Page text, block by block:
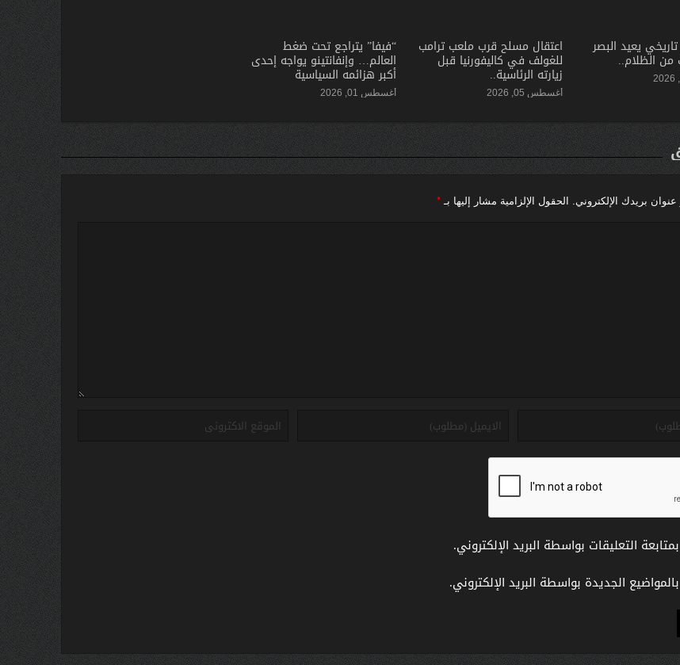
يعيد البصر
من الظلام..
اعتقال مسلح قرب ملعب ترامب
للغولف في كاليفورنيا قبل
زيارته الرئاسية..
أغسطس 05, 2026
“فيفا” يتراجع تحت ضغط
العالم… وإنفانتينو يواجه إحدى
أكبر هزائمه السياسية
أغسطس 01, 2026
بريدك الإلكتروني. الحقول الإلزامية مشار إليها بـ*
التعليقات بواسطة البريد الإلكتروني.
الجديدة بواسطة البريد الإلكتروني.